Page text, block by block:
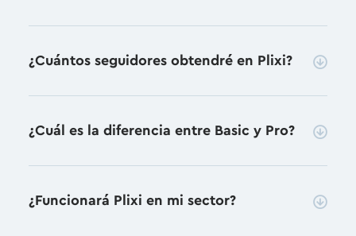
¿Cuántos seguidores obtendré en Plixi?
¿Cuál es la diferencia entre Basic y Pro?
¿Funcionará Plixi en mi sector?